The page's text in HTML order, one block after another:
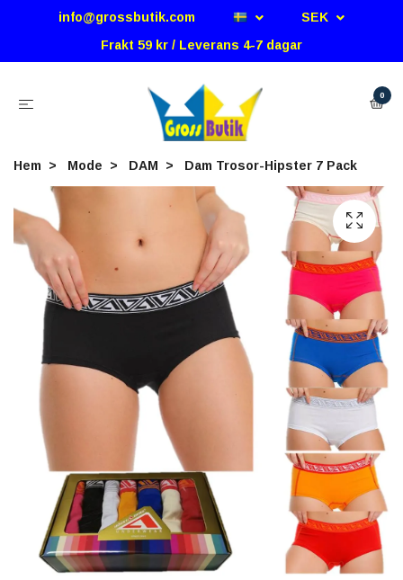
info@grossbutik.com
SEK
Frakt 59 kr / Leverans 4-7 dagar
0
Hem Mode DAM Dam Trosor-Hipster 7 Pack